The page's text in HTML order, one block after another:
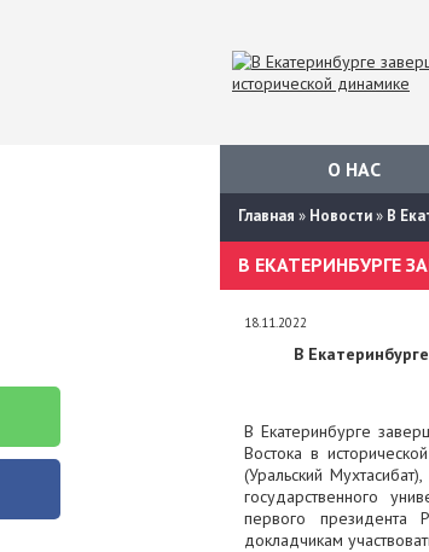
О НАС
Главная » Новости» В
18.11.2022
В
В Екатеринбурге
Востока в
(Уральский
государственного
первого
докладчикам